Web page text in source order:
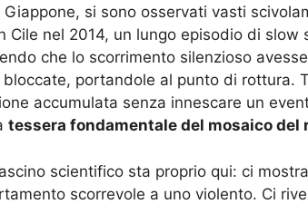
Giappone, si sono osservati vasti
Cile nel 2014, un lungo episodio di
che lo scorrimento silenzioso
bloccate, portandole al punto di rottura.
accumulata senza innescare un
tessera fondamentale del mosaico del
scientifico sta proprio qui: ci
scorrevole a uno violento. Ci